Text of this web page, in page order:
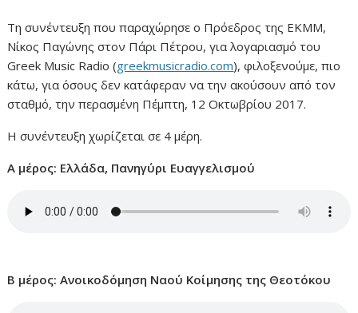
Τη συνέντευξη που παραχώρησε ο Πρόεδρος της ΕΚΜΜ,
Νίκος Παγώνης στον Πάρι Πέτρου, για λογαριασμό του
Greek Music Radio (greekmusicradio.com), φιλοξενούμε, πιο
κάτω, για όσους δεν κατάφεραν να την ακούσουν από τον
σταθμό, την περασμένη Πέμπτη, 12 Οκτωβρίου 2017.
Η συνέντευξη χωρίζεται σε 4 μέρη.
Α μέρος: Ελλάδα, Πανηγύρι Ευαγγελισμού
Β μέρος: Ανοικοδόμηση Ναού Κοίμησης της Θεοτόκου